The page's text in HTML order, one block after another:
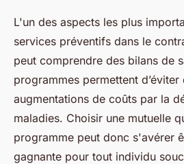
L'un des aspects les plus
services préventifs dans le
peut comprendre des bilans de
programmes permettent d’éviter
augmentations de coûts par la
maladies. Choisir une mutuelle
programme peut donc s'avérer
gagnante pour tout individu